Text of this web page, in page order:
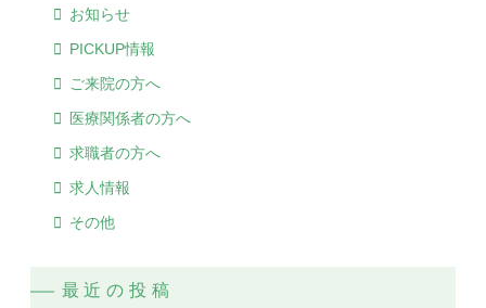
お知らせ
PICKUP情報
ご来院の方へ
医療関係者の方へ
求職者の方へ
求人情報
その他
最近の投稿